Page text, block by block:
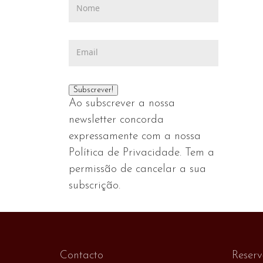
Ao subscrever a nossa
newsletter concorda
expressamente com a nossa
Política de Privacidade. Tem a
permissão de cancelar a sua
subscrição.
Contacto